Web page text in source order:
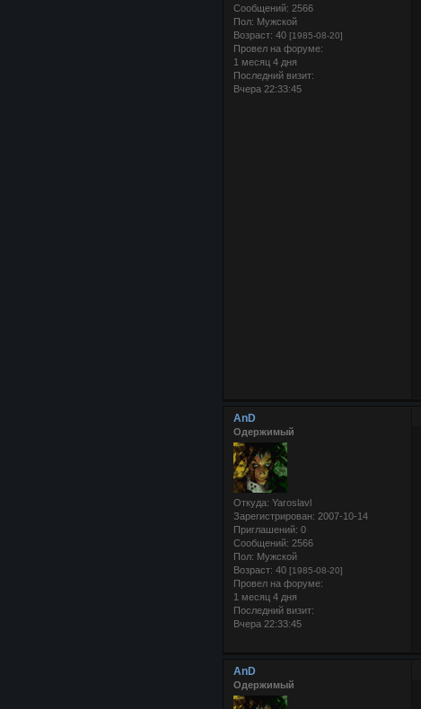
Сообщений: 2566
Пол: Мужской
Возраст: 40 [1985-08-20]
Провел на форуме:
1 месяц 4 дня
Последний визит:
Вчера 22:33:45
AnD
Одержимый
Откуда: Yaroslavl
Зарегистрирован: 2007-10-14
Приглашений: 0
Сообщений: 2566
Пол: Мужской
Возраст: 40 [1985-08-20]
Провел на форуме:
1 месяц 4 дня
Последний визит:
Вчера 22:33:45
AnD
Одержимый